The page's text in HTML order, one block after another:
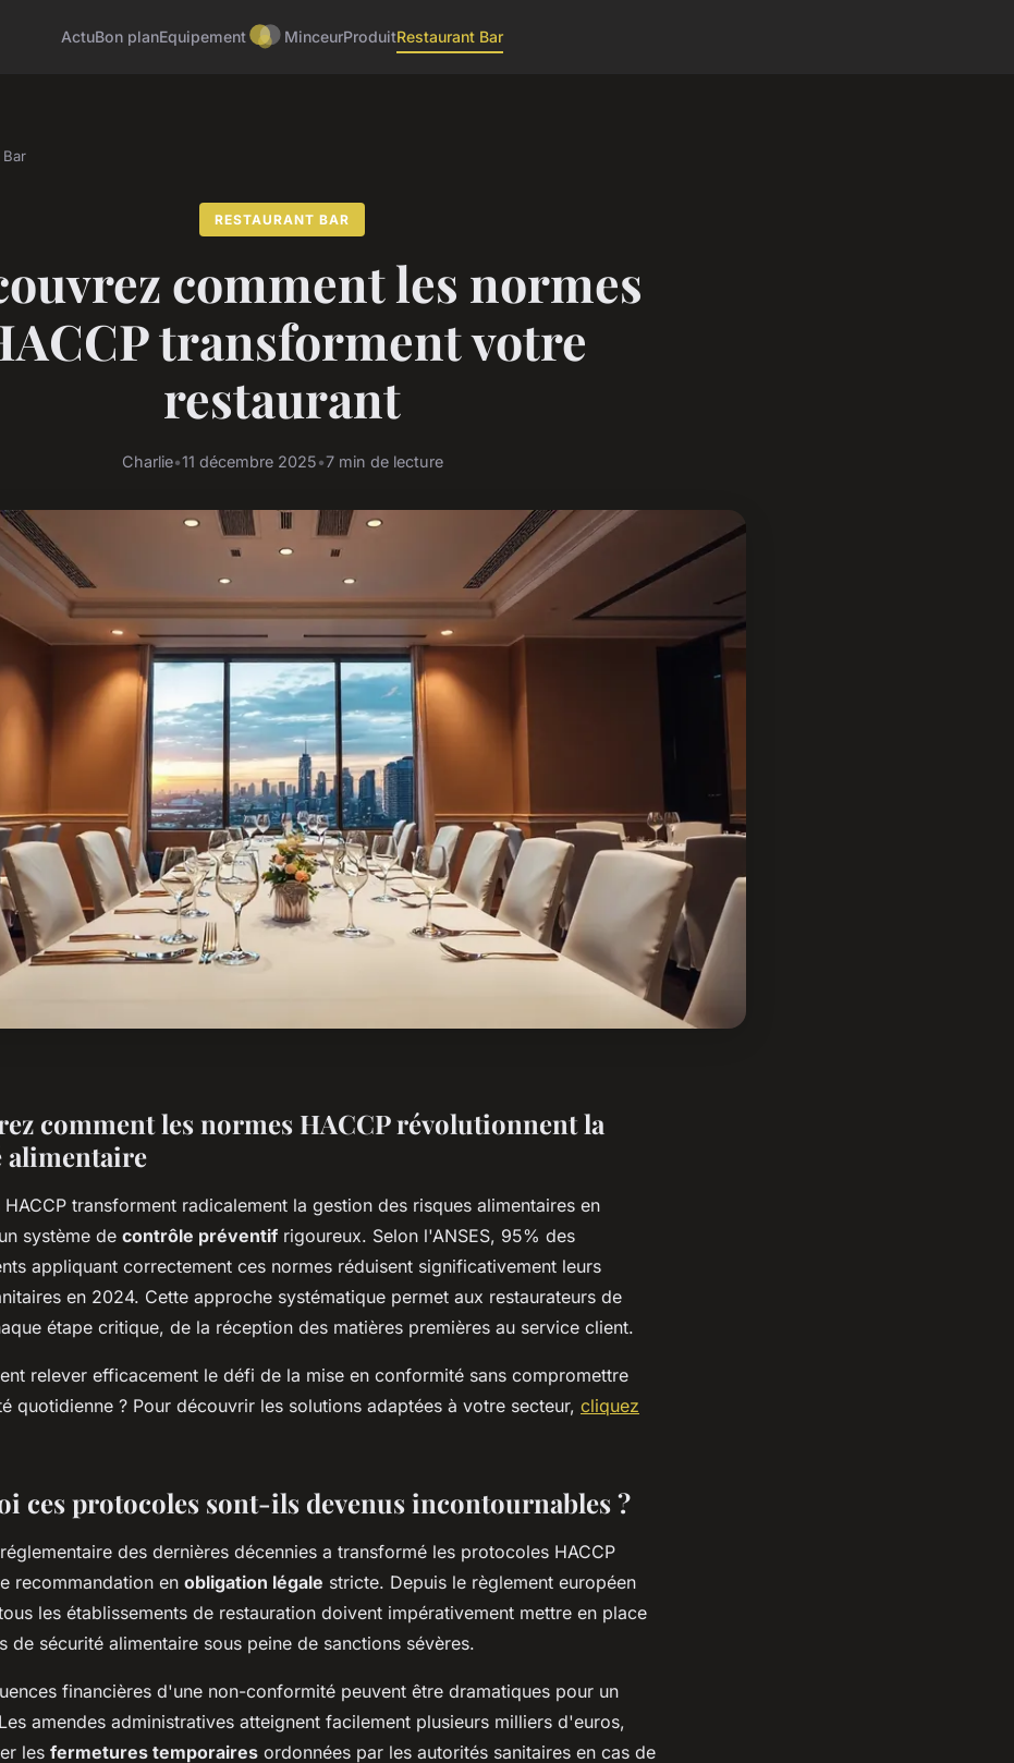
ActuBon planEquipement MinceurProduitRestaurant Bar
Bar
RESTAURANT BAR
comment les normes
transforment votre
restaurant
Charlie•11 décembre 2025•7 min de lecture
comment les normes HACCP révolutionnent la
alimentaire
HACCP transforment radicalement la gestion des risques alimentaires en
système de contrôle préventif rigoureux. Selon l'ANSES, 95% des
appliquant correctement ces normes réduisent significativement leurs
en 2024. Cette approche systématique permet aux restaurateurs de
étape critique, de la réception des matières premières au service client.
relever efficacement le défi de la mise en conformité sans compromettre
quotidienne ? Pour découvrir les solutions adaptées à votre secteur, cliquez
ces protocoles sont-ils devenus incontournables ?
des dernières décennies a transformé les protocoles HACCP
recommandation en obligation légale stricte. Depuis le règlement européen
les établissements de restauration doivent impérativement mettre en place
de sécurité alimentaire sous peine de sanctions sévères.
financières d'une non-conformité peuvent être dramatiques pour un
amendes administratives atteignent facilement plusieurs milliers d'euros,
les fermetures temporaires ordonnées par les autorités sanitaires en cas de